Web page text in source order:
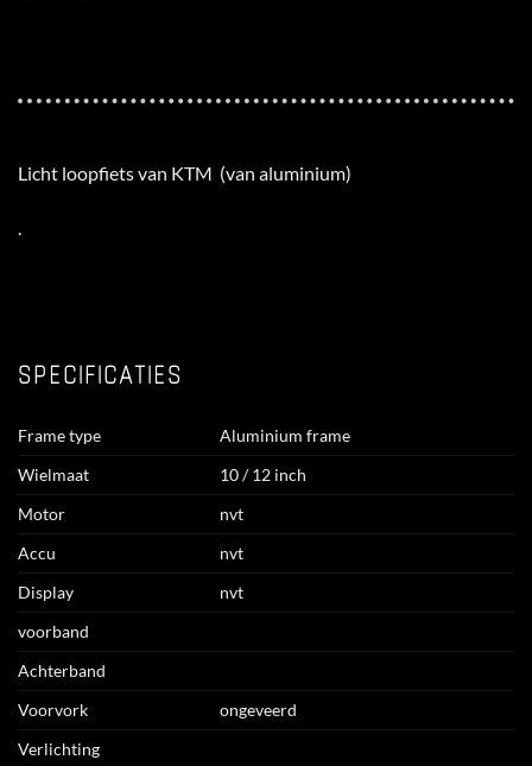
Licht loopfiets van KTM (van aluminium)
.
SPECIFICATIES
Frame type
Aluminium frame
Wielmaat
10 / 12 inch
Motor
nvt
Accu
nvt
Display
nvt
voorband
Achterband
Voorvork
ongeveerd
Verlichting